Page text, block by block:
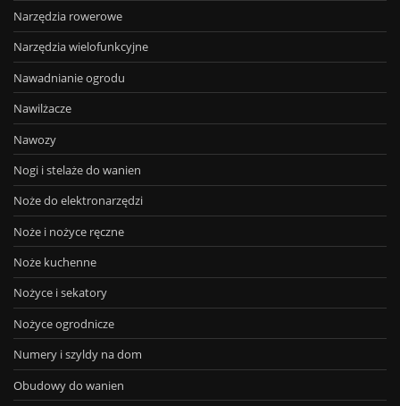
Narzędzia rowerowe
Narzędzia wielofunkcyjne
Nawadnianie ogrodu
Nawilżacze
Nawozy
Nogi i stelaże do wanien
Noże do elektronarzędzi
Noże i nożyce ręczne
Noże kuchenne
Nożyce i sekatory
Nożyce ogrodnicze
Numery i szyldy na dom
Obudowy do wanien